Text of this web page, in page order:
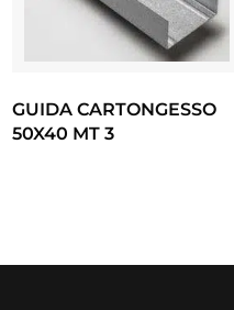
GUIDA CARTONGESSO
50X40 MT 3